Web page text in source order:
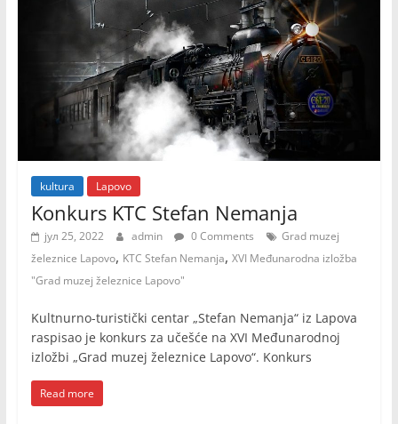
kultura Lapovo
Konkurs KTC Stefan Nemanja
јул 25, 2022 admin 0 Comments
Grad muzej
železnice Lapovo, KTC Stefan Nemanja, XVI Međunarodna izložba
"Grad muzej železnice Lapovo"
Kultnurno-turistički centar „Stefan Nemanja“ iz Lapova
raspisao je konkurs za učešće na XVI Međunarodnoj
izložbi „Grad muzej železnice Lapovo“. Konkurs
Read more